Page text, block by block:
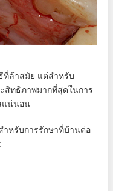
ที่ล้าสมัย แต่สำหรับ
สิทธิภาพมากที่สุดในการ
แน่นอน
ำหรับการรักษาที่บ้านต่อ